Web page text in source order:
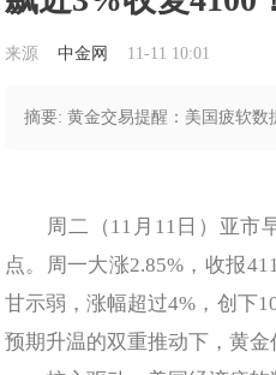
来源 中金网 11-11 10:01
摘要: 黄金交易提醒：美国疲软数
周二（11月11日）亚市早
点。周一大涨2.85%，收报
甘示弱，涨幅超过4%，创下
预期升温的双重推动下，黄